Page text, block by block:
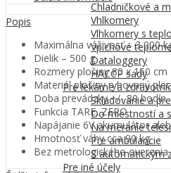
Chladničkové a
Vhlkomery
Vlhkomery s
Vpichové
Dataloggery
HACCP sady
Pre lekárne a
Skladovanie a
Do miestností a
Na meranie
Pre ambulancie
S automatickým
Pre iné účely
Popis
Maximálna váživosť – 3 000
Dielik – 500 g
Rozmery plošiny 80 x 150 cm
Materiál plošiny ryhovaný
Doba prevádzky +/- 80 hodín
Funkcia TARE, ZERO
Napájanie 6V akumulátor
Hmotnosť váhy cca 90 kg
Bez metrologického overenia